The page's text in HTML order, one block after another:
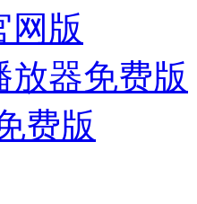
网版
放器免费版
费版